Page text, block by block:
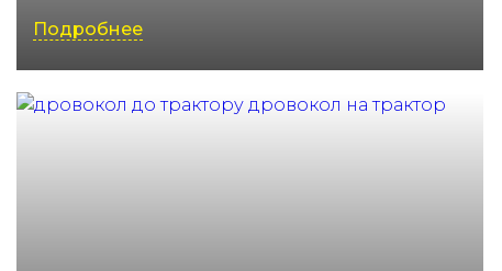
Подробнее